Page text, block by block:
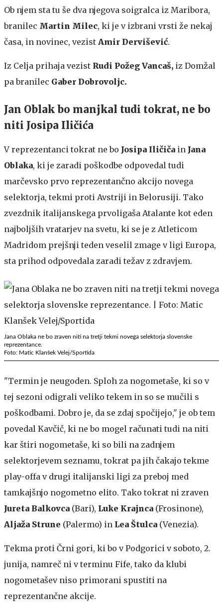
Ob njem sta tu še dva njegova soigralca iz Maribora,
branilec Martin Milec, ki je v izbrani vrsti že nekaj
časa, in novinec, vezist Amir Dervišević.
Iz Celja prihaja vezist Rudi Požeg Vancaš, iz Domžal
pa branilec Gaber Dobrovoljc.
Jan Oblak bo manjkal tudi tokrat, ne bo
niti Josipa Iličića
V reprezentanci tokrat ne bo Josipa Iličiča in Jana
Oblaka, ki je zaradi poškodbe odpovedal tudi
marčevsko prvo reprezentančno akcijo novega
selektorja, tekmi proti Avstriji in Belorusiji. Tako
zvezdnik italijanskega prvoligaša Atalante kot eden
najboljših vratarjev na svetu, ki se je z Atleticom
Madridom prejšnji teden veselil zmage v ligi Europa,
sta prihod odpovedala zaradi težav z zdravjem.
Jana Oblaka ne bo zraven niti na tretji tekmi novega selektorja slovenske
reprezentance.
Foto: Matic Klanšek Velej/Sportida
"Termin je neugoden. Sploh za nogometaše, ki so v
tej sezoni odigrali veliko tekem in so se mučili s
poškodbami. Dobro je, da se zdaj spočijejo," je ob tem
povedal Kavčič, ki ne bo mogel računati tudi na niti
kar štiri nogometaše, ki so bili na zadnjem
selektorjevem seznamu, tokrat pa jih čakajo tekme
play-offa v drugi italijanski ligi za preboj med
tamkajšnjo nogometno elito. Tako tokrat ni zraven
Jureta Balkovca (Bari), Luke Krajnca (Frosinone),
Aljaža Strune (Palermo) in Lea Štulca (Venezia).
Tekma proti Črni gori, ki bo v Podgorici v soboto, 2.
junija, namreč ni v terminu Fife, tako da klubi
nogometašev niso primorani spustiti na
reprezentančne akcije.